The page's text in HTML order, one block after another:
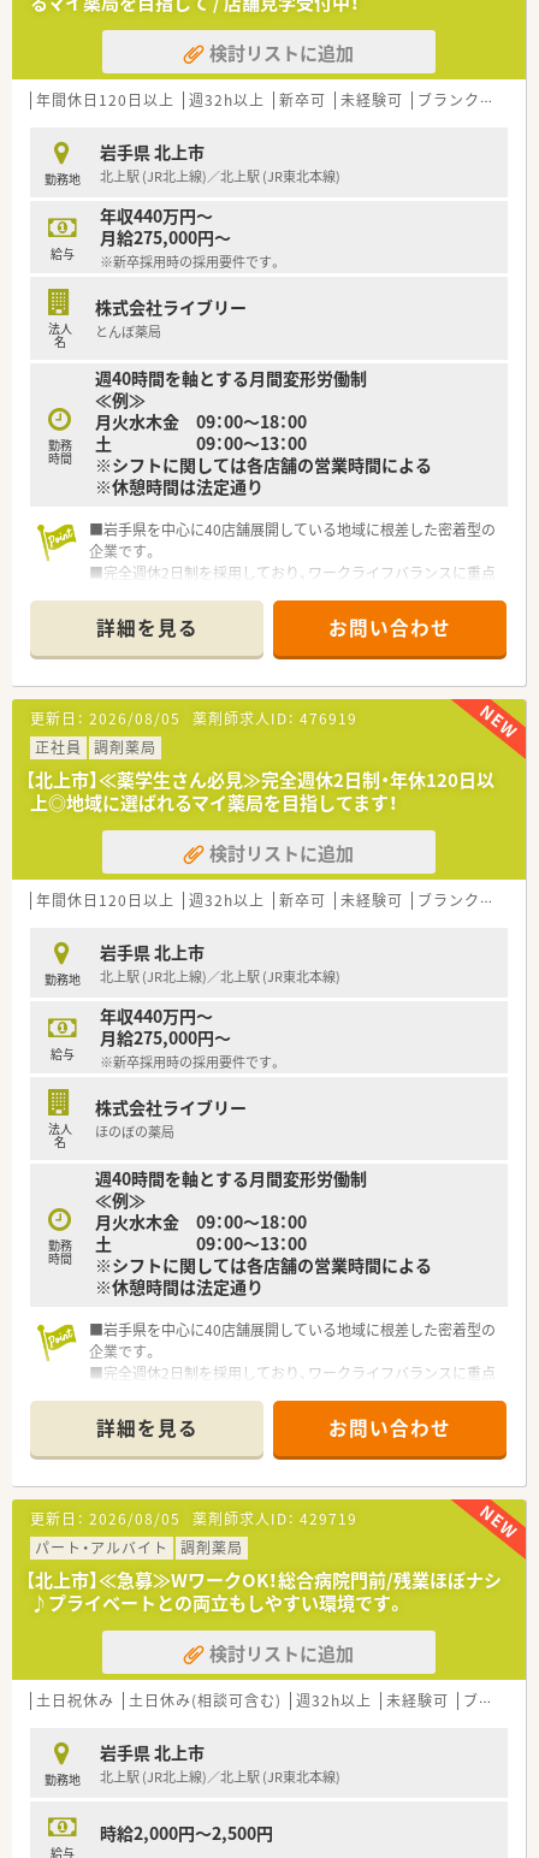
■在宅や教育等の専門性を活かせるスペシャリストを目指すこ
とも可能です。
■その他にも、管理部門や商品部門等の本社スタッフなど活動領
域は多種多様です。
■在宅実施店舗は年々増加しており、在宅医療へもしっかりと関
■育児休暇は3歳まで取得が可能で、時短制度は小学5年生まで
時短勤務ができるよう変更予定です。
■年間休日が120日とワークライフバランスが整っています
■日用品から常備薬まで、従業員割引制度など嬉しいメリットも
たくさんあります！
検討リストに追加
年間休日120日以上 週32h以上 新卒可 未経験可 ブランク可
勤務地
岩手県 北上市
北上駅 (JR北上線)／北上駅 (JR東北本線)
給与
年収440万円～
月給275,000円～
※新卒採用時の採用要件です。
法人
名
株式会社ライブリー
とんぼ薬局
勤務
時間
週40時間を軸とする月間変形労働制
≪例≫
月火水木金 09：00～18：00
土 09：00～13：00
※シフトに関しては各店舗の営業時間による
※休憩時間は法定通り
■岩手県を中心に40店舗展開している地域に根差した密着型の
企業です。
■完全週休2日制を採用しており、ワークライフバランスに重点
■新卒採用も積極的に行っており、若手も活躍できる環境は整っ
ております。
■教育制度は集合研修やEラーニングを活用しております。
詳細を見る お問い合わせ
更新日： 2026/08/05 薬剤師求人ID： 476919
正社員
調剤薬局
【北上市】≪薬学生さん必見≫完全週休2日制・年休120日以
上◎地域に選ばれるマイ薬局を目指してます！
検討リストに追加
年間休日120日以上 週32h以上 新卒可 未経験可 ブランク可
勤務地
岩手県 北上市
北上駅 (JR北上線)／北上駅 (JR東北本線)
給与
年収440万円～
月給275,000円～
※新卒採用時の採用要件です。
法人
名
株式会社ライブリー
ほのぼの薬局
勤務
時間
週40時間を軸とする月間変形労働制
≪例≫
月火水木金 09：00～18：00
土 09：00～13：00
※シフトに関しては各店舗の営業時間による
※休憩時間は法定通り
■岩手県を中心に40店舗展開している地域に根差した密着型の
企業です。
■完全週休2日制を採用しており、ワークライフバランスに重点
■新卒採用も積極的に行っており、若手も活躍できる環境は整っ
ております。
■教育制度は集合研修やEラーニングを活用しております。
詳細を見る お問い合わせ
更新日： 2026/08/05 薬剤師求人ID： 429719
パート・アルバイト
調剤薬局
【北上市】≪急募≫WワークOK！総合病院門前/残業ほぼナシ
♪プライベートとの両立もしやすい環境です。
検討リストに追加
土日祝休み 土日休み(相談可含む) 週32h以上 未経験可 ブランク可
勤務地
岩手県 北上市
北上駅 (JR北上線)／北上駅 (JR東北本線)
給与
時給2,000円～2,500円